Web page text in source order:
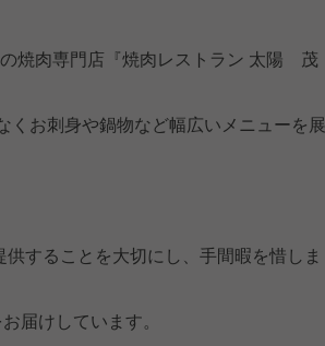
焼肉専門店『焼肉レストラン 太陽 茂
お刺身や鍋物など幅広いメニューを展
することを大切にし、手間暇を惜しま
届けしています。